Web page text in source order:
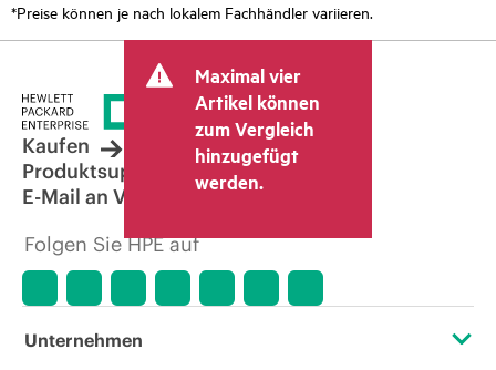
*Preise können je nach lokalem Fachhändler variieren.
Maximal vier
Artikel können
zum Vergleich
hinzugefügt
werden.
Kaufen
Produktsupport
E-Mail an Vertrieb
Folgen Sie HPE auf
Unternehmen